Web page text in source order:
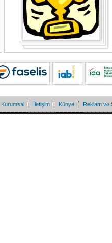
Kurumsal İletişim Künye Reklam ve